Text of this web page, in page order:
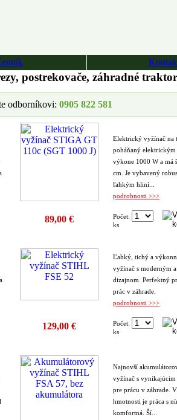
postrekovače, záhradné
odborníkovi: 0905 822 581
Elektrický vyžínač na
poháňaný
výkone 1000 W a má
cm. Je vybavený
ľahkým hliní...
podrobnosti >>>
89,00 €
Počet:
ks
Ľahký, tichý a
vyžínač s moderným
dizajnom. Perfektný
prác v záhrade.
podrobnosti >>>
129,00 €
Počet:
ks
Najnovší
vyžínač s
pre prácu v záhrade.
hmotnosti je práca s
komfortná. Ší...